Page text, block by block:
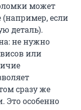
может
(например, если
деталь).
не нужно
или
сразу же
Это особенно